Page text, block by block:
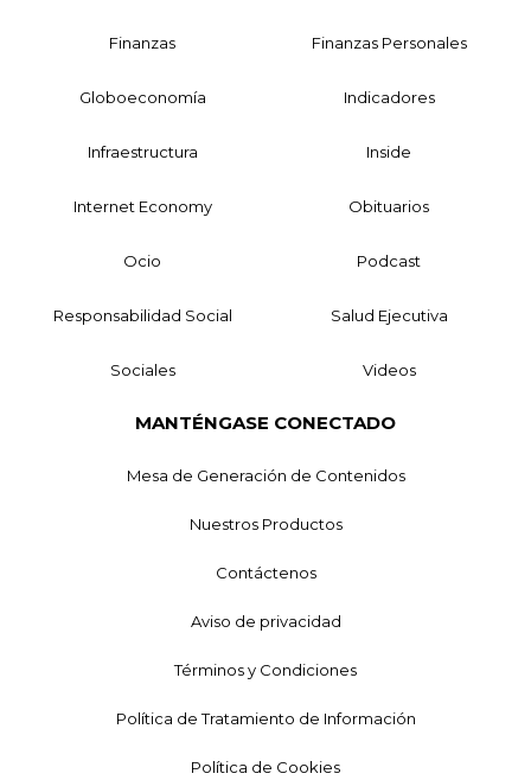
Finanzas Finanzas Personales
Globoeconomía Indicadores
Infraestructura Inside
Internet Economy Obituarios
Ocio Podcast
Responsabilidad Social Salud Ejecutiva
Sociales Videos
MANTÉNGASE CONECTADO
Mesa de Generación de Contenidos
Nuestros Productos
Contáctenos
Aviso de privacidad
Términos y Condiciones
Política de Tratamiento de Información
Política de Cookies